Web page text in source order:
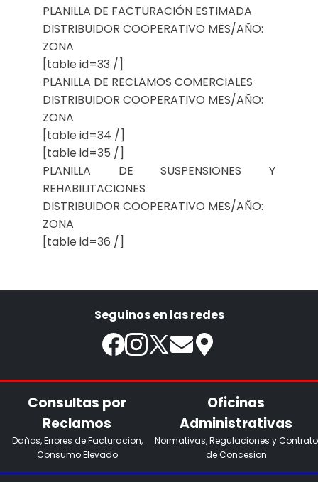
PLANILLA DE FACTURACIÓN ESTIMADA
DISTRIBUIDOR COOPERATIVO MES/AÑO:
ZONA
[table id=33 /]
PLANILLA DE RECLAMOS COMERCIALES
DISTRIBUIDOR COOPERATIVO MES/AÑO:
ZONA
[table id=34 /]
[table id=35 /]
PLANILLA DE SUSPENSIONES Y
REHABILITACIONES
DISTRIBUIDOR COOPERATIVO MES/AÑO:
ZONA
[table id=36 /]
Seguinos en las redes
Consultas por
Reclamos
Daños, Errores de Facturacion,
Consumo Elevado
Oficinas
Administrativas
Normativas, Regulaciones y Contrato
de Concesion